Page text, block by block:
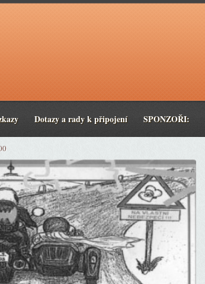
Dotazy a rady k připojení SPONZOŘI: